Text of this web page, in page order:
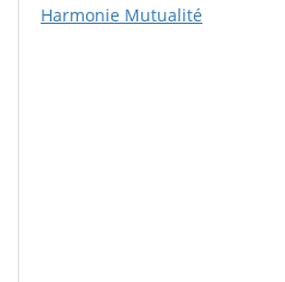
Harmonie Mutualité